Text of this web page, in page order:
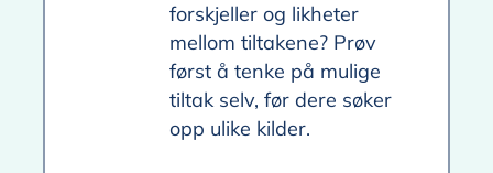
forskjeller og likheter
mellom tiltakene? Prøv
først å tenke på mulige
tiltak selv, før dere søker
opp ulike kilder.